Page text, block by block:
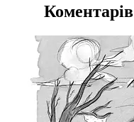
Коментарів